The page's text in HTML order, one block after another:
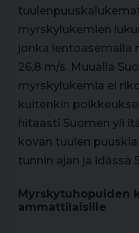
myrskylukemien
jonka lentoasemalla
26,8 m/s. Muualla
myrskylukemia ei
kuitenkin
hitaasti Suomen yli
kovan tuulen
tunnin ajan ja idässä
Myrskytuhopuiden
ammattilaisille